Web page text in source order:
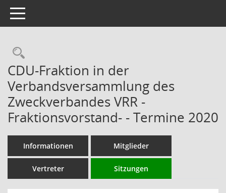
Toggle navigation
Rechercheauswahl
CDU-Fraktion in der
Verbandsversammlung des
Zweckverbandes VRR -
Fraktionsvorstand- - Termine 2020
Informationen Mitglieder
Vertreter Sitzungen